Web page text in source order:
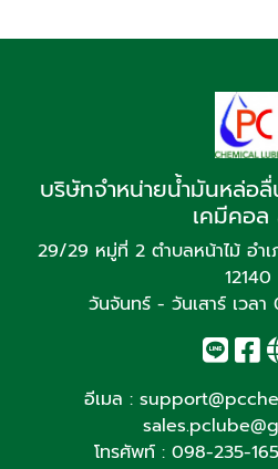
บริษัทจำหน่ายน้ำมันหล่อ
เคมีคอล
29/29 หมู่ที่ 2 ตำบลหน้าไม้ อำ
12140
วันจันทร์ - วันเสาร์ เวล
อีเมล :
โทรศัพท์ : 098-235-